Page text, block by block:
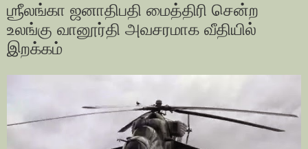
ஶ்ரீலங்கா ஜனாதிபதி மைத்திரி சென்ற
உலங்கு வானூர்தி அவசரமாக வீதியில்
இறக்கம்